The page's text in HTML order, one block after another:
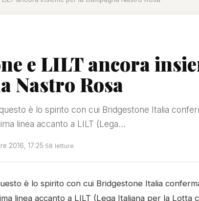
e LILT ancora
Nastro Rosa
è lo spirito con cui Bridgestone Italia
linea accanto a LILT (Lega...
2016, 17:25·58 letture
è lo spirito con cui Bridgestone Italia
linea accanto a LILT (Lega Italiana per la Lotta